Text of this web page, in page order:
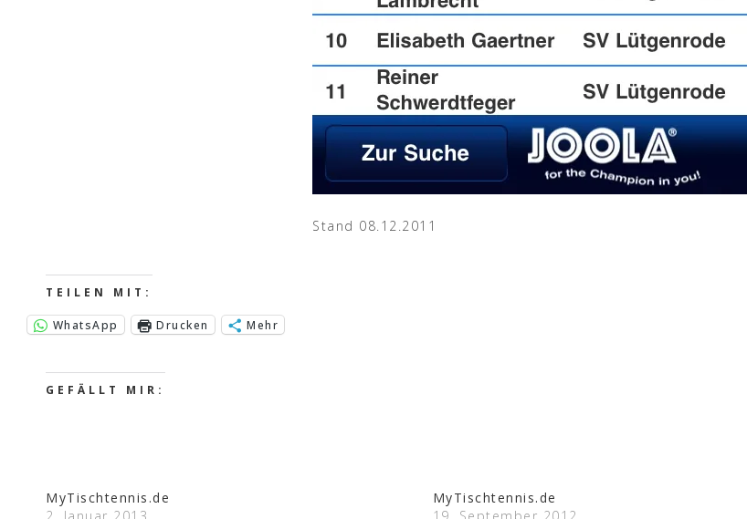
Stand 08.12.2011
TEILEN MIT:
WhatsApp Drucken Mehr
GEFÄLLT MIR:
MyTischtennis.de
MyTischtennis.de